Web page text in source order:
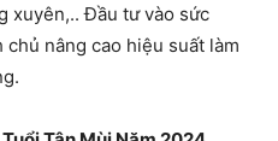
xuyên,.. Đầu tư vào sức
nâng cao hiệu suất làm